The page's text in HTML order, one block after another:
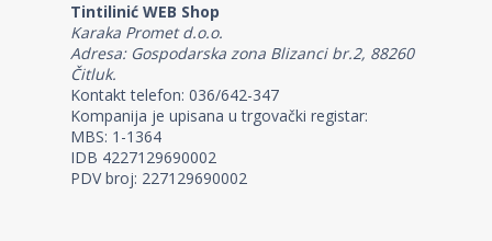
Tintilinić WEB Shop
Karaka Promet d.o.o.
Adresa: Gospodarska zona Blizanci br.2, 88260
Čitluk.
Kontakt telefon: 036/642-347
Kompanija je upisana u trgovački registar:
MBS: 1-1364
IDB 4227129690002
PDV broj: 227129690002